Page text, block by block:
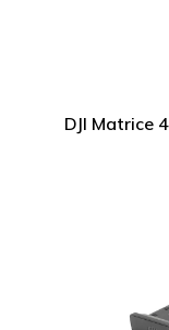
DJI Matrice